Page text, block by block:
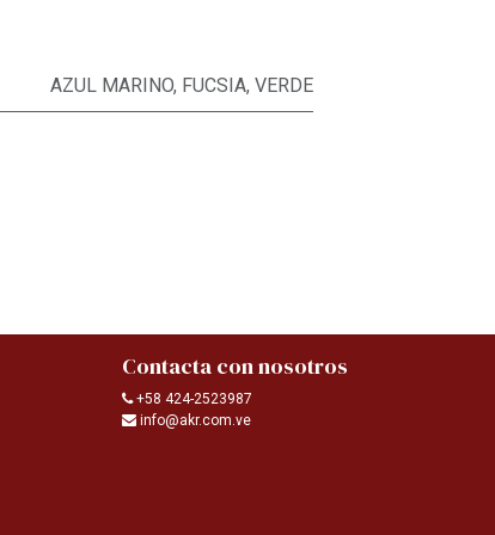
AZUL MARINO, FUCSIA, VERDE
Contacta con nosotros
+58 424-2523987
info@akr.com.ve